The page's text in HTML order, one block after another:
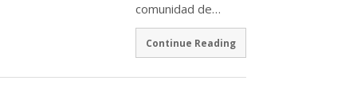
comunidad de…
Continue Reading